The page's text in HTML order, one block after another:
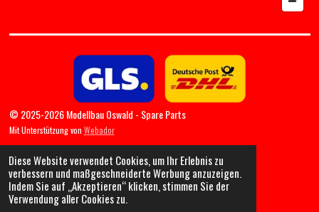
Diese Website verwendet Cookies, um Ihr Erlebnis zu
verbessern und maßgeschneiderte Werbung anzuzeigen.
Indem Sie auf „Akzeptieren“ klicken, stimmen Sie der
Verwendung aller Cookies zu.
© 2025-2026 Modellbau Oswald - Spare Parts
Mit Unterstützung von Webador